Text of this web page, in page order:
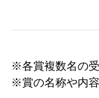
※各賞複数名の受
※賞の名称や内